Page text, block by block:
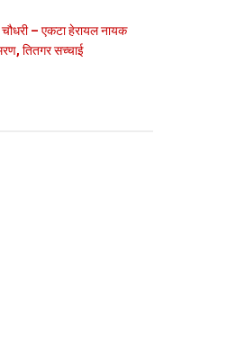
– एकटा हेरायल नायक
तितगर सच्‍चाई